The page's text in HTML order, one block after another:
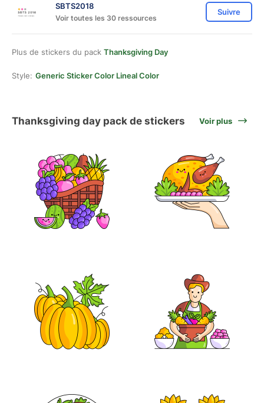
SBTS2018
Voir toutes les 30 ressources
Suivre
Plus de stickers du pack Thanksgiving Day
Style: Generic Sticker Color Lineal Color
Thanksgiving day pack de stickers Voir plus